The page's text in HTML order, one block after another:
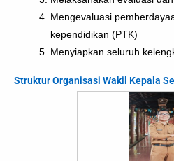
Mengevaluasi
kependidikan (PTK)
Menyiapkan seluruh
Struktur Organisasi Wakil Kepala